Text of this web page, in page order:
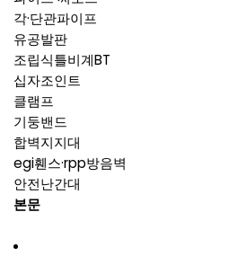
각·단관파이프
유공발판
조립식틀비계BT
십자조인트
클램프
기둥밴드
합벽지지대
egi휀스·rpp방음벽
안전난간대
본문